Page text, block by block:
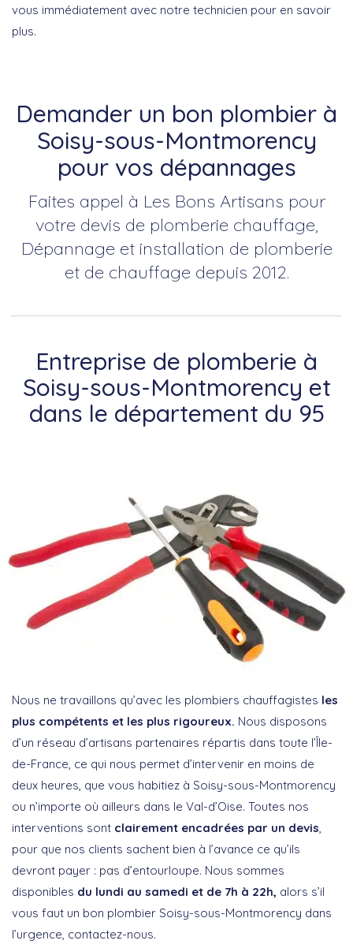
vous immédiatement avec notre technicien pour en savoir
plus.
Demander un bon plombier à
Soisy-sous-Montmorency
pour vos dépannages
Faites appel à Les Bons Artisans pour
votre devis de plomberie chauffage,
Dépannage et installation de plomberie
et de chauffage depuis 2012.
Entreprise de plomberie à
Soisy-sous-Montmorency et
dans le département du 95
Nous ne travaillons qu’avec les plombiers chauffagistes les
plus compétents et les plus rigoureux. Nous disposons
d’un réseau d’artisans partenaires répartis dans toute l’Île-
de-France, ce qui nous permet d’intervenir en moins de
deux heures, que vous habitiez à Soisy-sous-Montmorency
ou n’importe où ailleurs dans le Val-d’Oise. Toutes nos
interventions sont clairement encadrées par un devis,
pour que nos clients sachent bien à l’avance ce qu’ils
devront payer : pas d’entourloupe. Nous sommes
disponibles du lundi au samedi et de 7h à 22h, alors s’il
vous faut un bon plombier Soisy-sous-Montmorency dans
l’urgence, contactez-nous.